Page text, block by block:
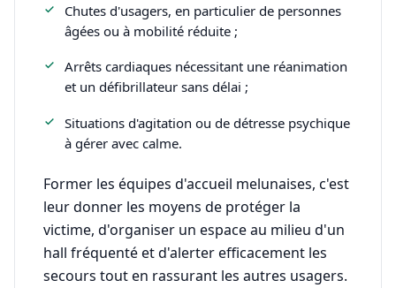
Chutes d'usagers, en particulier de personnes
âgées ou à mobilité réduite ;
Arrêts cardiaques nécessitant une réanimation
et un défibrillateur sans délai ;
Situations d'agitation ou de détresse psychique
à gérer avec calme.
Former les équipes d'accueil melunaises, c'est
leur donner les moyens de protéger la
victime, d'organiser un espace au milieu d'un
hall fréquenté et d'alerter efficacement les
secours tout en rassurant les autres usagers.